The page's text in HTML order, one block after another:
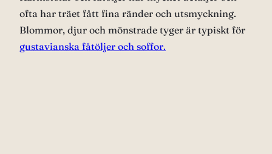
ofta har träet fått fina ränder och utsmyckning.
Blommor, djur och mönstrade tyger är typiskt för
gustavianska fåtöljer och soffor.